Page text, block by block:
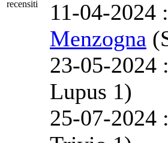
recensiti
11-04-2024 :
Menzogna
23-05-2024 :
Lupus 1)
25-07-2024 :